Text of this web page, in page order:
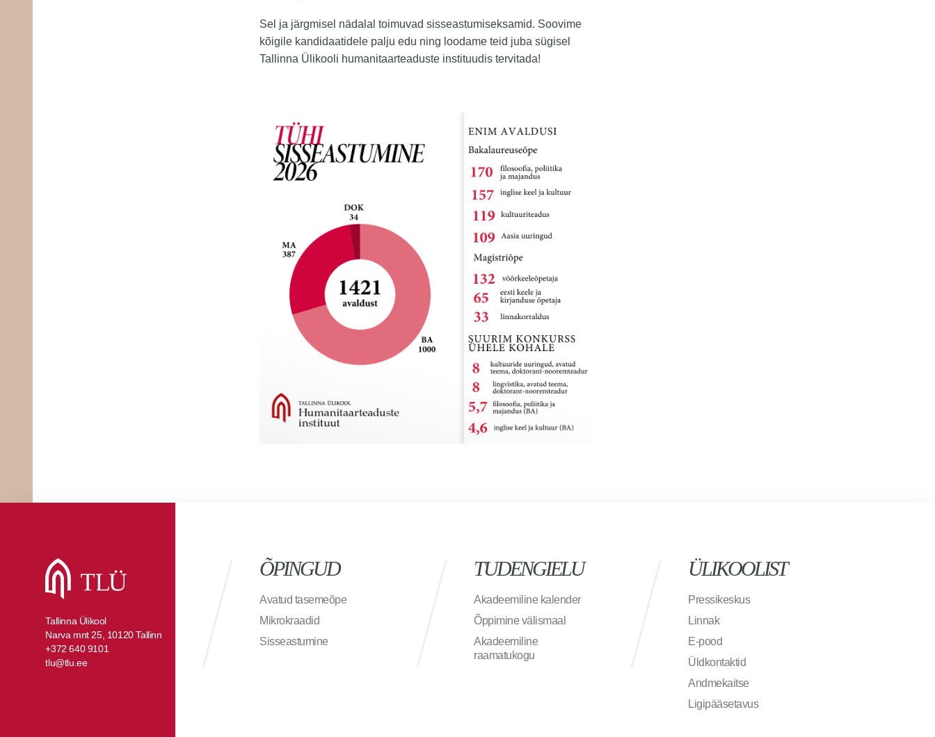
Sel ja järgmisel nädalal toimuvad sisseastumiseksamid. Soovime
kõigile kandidaatidele palju edu ning loodame teid juba sügisel
Tallinna Ülikooli humanitaarteaduste instituudis tervitada!
Tallinna Ülikool
Narva mnt 25, 10120 Tallinn
+372 640 9101
tlu@tlu.ee
ÕPINGUD
Avatud tasemeõpe
Mikrokraadid
Sisseastumine
TUDENGIELU
Akadeemiline kalender
Õppimine välismaal
Akadeemiline
raamatukogu
ÜLIKOOLIST
Pressikeskus
Linnak
E-pood
Üldkontaktid
Andmekaitse
Ligipääsetavus